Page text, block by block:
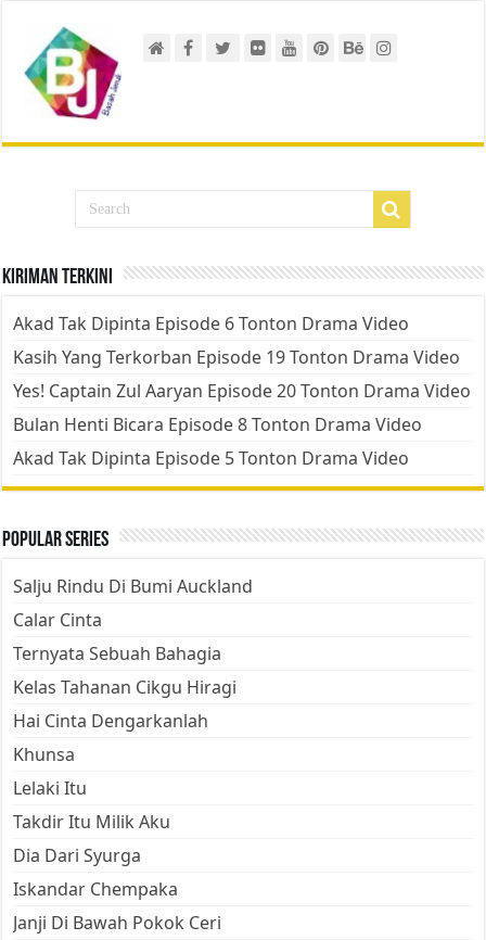
Kiriman Terkini
Akad Tak Dipinta Episode 6 Tonton Drama Video
Kasih Yang Terkorban Episode 19 Tonton Drama Video
Yes! Captain Zul Aaryan Episode 20 Tonton Drama Video
Bulan Henti Bicara Episode 8 Tonton Drama Video
Akad Tak Dipinta Episode 5 Tonton Drama Video
Popular Series
Salju Rindu Di Bumi Auckland
Calar Cinta
Ternyata Sebuah Bahagia
Kelas Tahanan Cikgu Hiragi
Hai Cinta Dengarkanlah
Khunsa
Lelaki Itu
Takdir Itu Milik Aku
Dia Dari Syurga
Iskandar Chempaka
Janji Di Bawah Pokok Ceri